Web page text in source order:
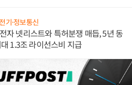
기·정보통신
자 넷리스트와 특허분쟁 매듭, 5년 동
1.3조 라이선스비 지급